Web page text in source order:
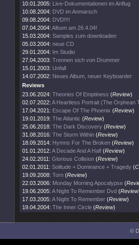
10.01.2005: Live-Dokumentationen im Anflug
10.08.2004: DVD im Anmarsch
09.08.2004: DVD!!!!
07.04.2004: Album am 26.4.04!
15.03.2004: Samples zum downloaden
05.03.2004: neue CD
29.01.2004: Im Studio
27.04.2003: Trennen sich von Drummer
15.01.2003: Unfall
14.07.2002: Neues Album, neuer Keyboarder
Reviews
23.06.2024: Theories Of Emptiness (Review)
02.07.2022: A Heartless Portrait (The Orphean
17.04.2021: Escape Of The Phoenix (Review)
19.01.2019: The Atlantic (Review)
25.06.2018: The Dark Discovery (Review)
31.08.2016: The Storm Within (Review)
18.09.2014: Hymns For The Broken (Review)
01.01.2012: A Decade And A Half (Review)
24.02.2011: Glorious Collision (Review)
02.01.2011: Solitude + Dominance + Tragedy (
19.09.2008: Torn (Review)
22.03.2006: Monday Morning Apocalypse (
19.06.2005: A Night To Remember Dvd (Review
17.03.2005: A Night To Remember (Review)
19.04.2004: The Inner Circle (Review)
©